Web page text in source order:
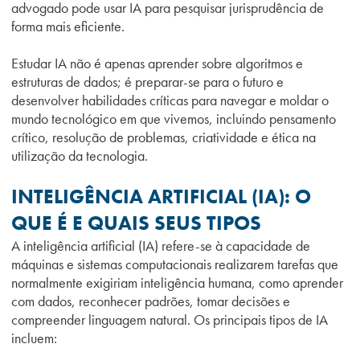
advogado pode usar IA para pesquisar jurisprudência de
forma mais eficiente.
Estudar IA não é apenas aprender sobre algoritmos e
estruturas de dados; é preparar-se para o futuro e
desenvolver habilidades críticas para navegar e moldar o
mundo tecnológico em que vivemos, incluindo pensamento
crítico, resolução de problemas, criatividade e ética na
utilização da tecnologia.
INTELIGÊNCIA ARTIFICIAL (IA): O
QUE É E QUAIS SEUS TIPOS
A inteligência artificial (IA) refere-se à capacidade de
máquinas e sistemas computacionais realizarem tarefas que
normalmente exigiriam inteligência humana, como aprender
com dados, reconhecer padrões, tomar decisões e
compreender linguagem natural. Os principais tipos de IA
incluem: